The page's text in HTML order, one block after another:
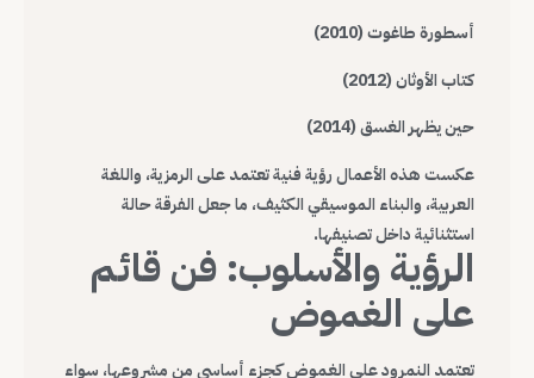
أسطورة طاغوت (2010)
كتاب الأوثان (2012)
حين يظهر الغسق (2014)
عكست هذه الأعمال رؤية فنية تعتمد على الرمزية، واللغة
العربية، والبناء الموسيقي الكثيف، ما جعل الفرقة حالة
استثنائية داخل تصنيفها.
الرؤية والأسلوب: فن قائم
على الغموض
تعتمد النمرود على الغموض كجزء أساسي من مشروعها، سواء